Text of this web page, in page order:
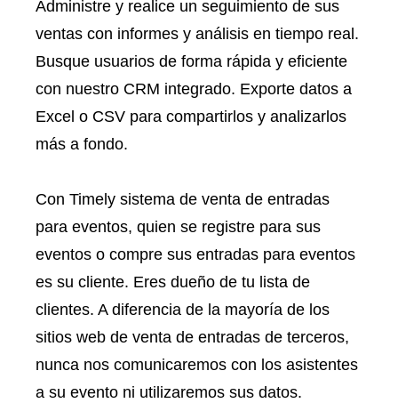
Administre y realice un seguimiento de sus
ventas con informes y análisis en tiempo real.
Busque usuarios de forma rápida y eficiente
con nuestro CRM integrado. Exporte datos a
Excel o CSV para compartirlos y analizarlos
más a fondo.
Con Timely sistema de venta de entradas
para eventos, quien se registre para sus
eventos o compre sus entradas para eventos
es su cliente. Eres dueño de tu lista de
clientes. A diferencia de la mayoría de los
sitios web de venta de entradas de terceros,
nunca nos comunicaremos con los asistentes
a su evento ni utilizaremos sus datos.